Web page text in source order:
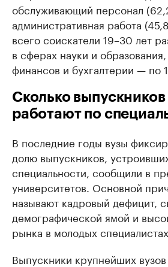
обслуживающий персонал
административная работа
всего соискатели 19–30 лет
в сферах науки и
финансов и бухгалтерии — по
Сколько выпускников
работают по
В последние годы вузы
долю выпускников,
специальности, сообщили в
университетов. Основной
называют кадровый дефицит,
демографической ямой и
рынка в молодых специалистах.
Выпускники крупнейших